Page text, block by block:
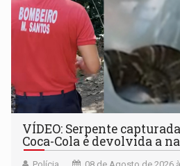
VÍDEO: Serpente
Coca-Cola é devolvida a